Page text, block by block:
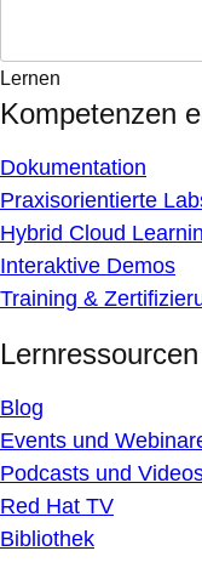
Lernen
Kompetenzen
Dokumentation
Praxisorientierte
Hybrid Cloud
Interaktive Demos
Training &
Lernressourcen
Blog
Events und
Podcasts und
Red Hat TV
Bibliothek